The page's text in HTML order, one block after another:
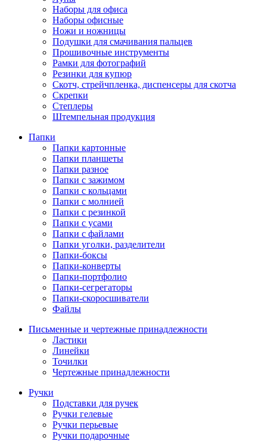
Наборы для офиса
Наборы офисные
Ножи и ножницы
Подушки для смачивания пальцев
Прошивочные инструменты
Рамки для фотографий
Резинки для купюр
Скотч, стрейчпленка, диспенсеры для скотча
Скрепки
Степлеры
Штемпельная продукция
Папки
Папки картонные
Папки планшеты
Папки разное
Папки с зажимом
Папки с кольцами
Папки с молнией
Папки с резинкой
Папки с усами
Папки с файлами
Папки уголки, разделители
Папки-боксы
Папки-конверты
Папки-портфолио
Папки-сегрегаторы
Папки-скоросшиватели
Файлы
Письменные и чертежные принадлежности
Ластики
Линейки
Точилки
Чертежные принадлежности
Ручки
Подставки для ручек
Ручки гелевые
Ручки перьевые
Ручки подарочные